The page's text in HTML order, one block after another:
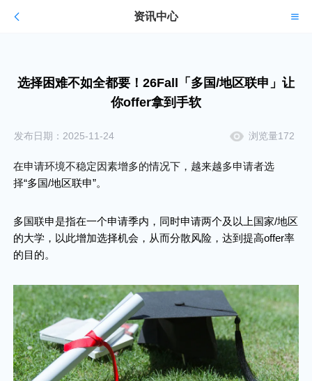
资讯中心
选择困难不如全都要！26Fall「多国/地区联申」让
你offer拿到手软
发布日期：2025-11-24 浏览量172
在申请环境不稳定因素增多的情况下，越来越多申请者选
择“多国/地区联申”。
多国联申是指在一个申请季内，同时申请两个及以上国家/地区
的大学，以此增加选择机会，从而分散风险，达到提高offer率
的目的。